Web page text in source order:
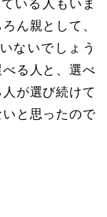
いる人もいま
ん親として、
ないでしょう
る人と、選べ
が選び続けて
と思ったので